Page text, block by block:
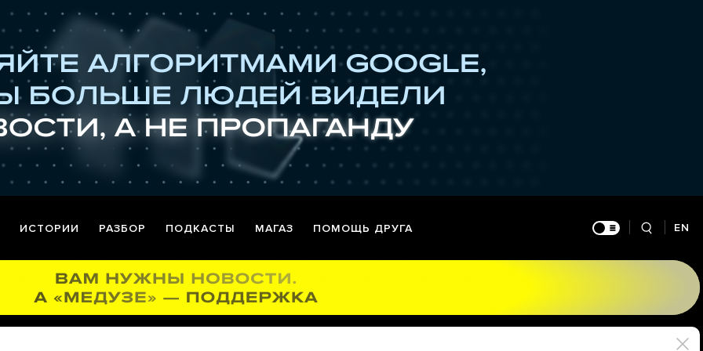
ИСТОРИИ РАЗБОР ПОДКАСТЫ МАГАЗ ПОМОЩЬ ДРУГА EN